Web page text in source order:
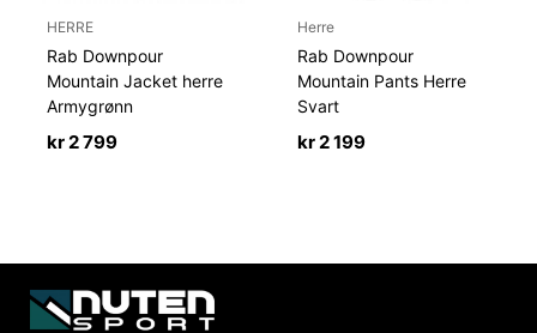
HERRE
Rab Downpour
Mountain Jacket herre
Armygrønn
kr 2 799
Herre
Rab Downpour
Mountain Pants Herre
Svart
kr 2 199